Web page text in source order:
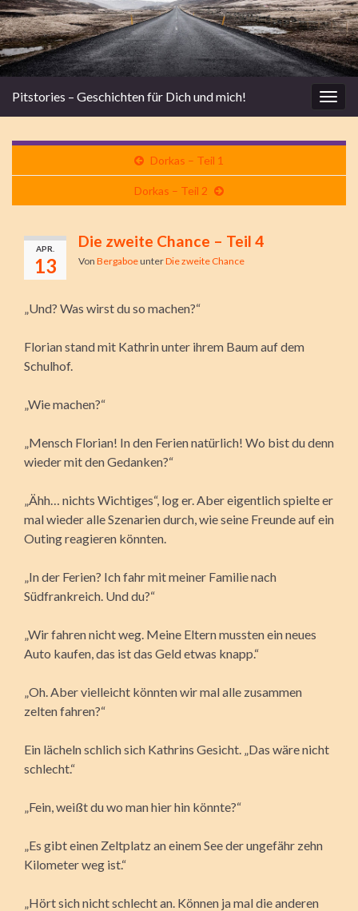
Pitstories – Geschichten für Dich und mich!
Dorkas – Teil 1
Dorkas – Teil 2
APR.
13
Die zweite Chance – Teil 4
Von BergaboeunterDie zweite Chance
„Und? Was wirst du so machen?“
Florian stand mit Kathrin unter ihrem Baum auf dem
Schulhof.
„Wie machen?“
„Mensch Florian! In den Ferien natürlich! Wo bist du denn
wieder mit den Gedanken?“
„Ähh… nichts Wichtiges“, log er. Aber eigentlich spielte er
mal wieder alle Szenarien durch, wie seine Freunde auf ein
Outing reagieren könnten.
„In der Ferien? Ich fahr mit meiner Familie nach
Südfrankreich. Und du?“
„Wir fahren nicht weg. Meine Eltern mussten ein neues
Auto kaufen, das ist das Geld etwas knapp.“
„Oh. Aber vielleicht könnten wir mal alle zusammen
zelten fahren?“
Ein lächeln schlich sich Kathrins Gesicht. „Das wäre nicht
schlecht.“
„Fein, weißt du wo man hier hin könnte?“
„Es gibt einen Zeltplatz an einem See der ungefähr zehn
Kilometer weg ist.“
„Hört sich nicht schlecht an. Können ja mal die anderen